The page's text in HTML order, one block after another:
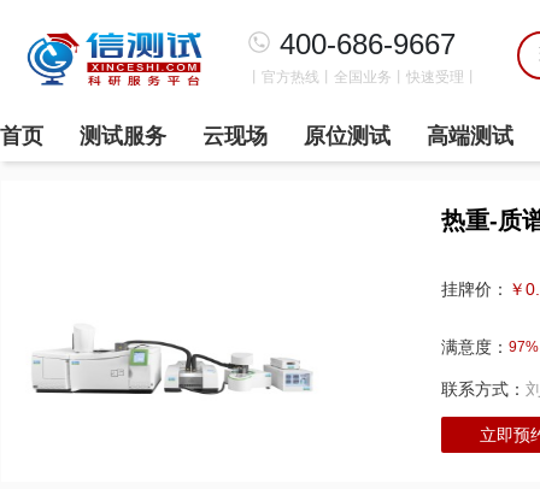
400-686-9667
丨官方热线丨全国业务丨快速受理丨
首页 测试服务 云现场 原位测试 高端测试
热重-质
挂牌价： ￥
满意度： 97%
联系方式：
立即预